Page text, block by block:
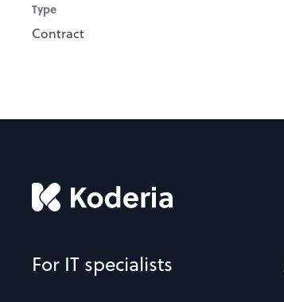
Type
Contract
For IT specialists